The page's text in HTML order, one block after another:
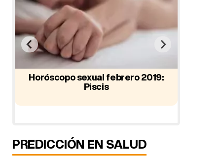
Horóscopo sexual febrero 2019:
Piscis
PREDICCIÓN EN SALUD